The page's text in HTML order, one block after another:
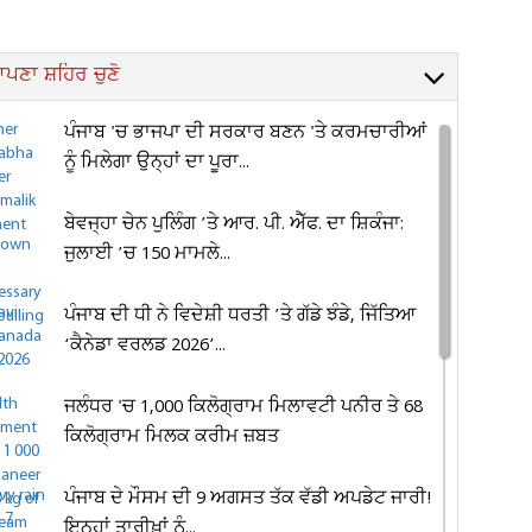
ਸ਼ਹਿਰ ਚੁਣੋ
ਪੰਜਾਬ 'ਚ ਭਾਜਪਾ ਦੀ ਸਰਕਾਰ ਬਣਨ 'ਤੇ ਕਰਮਚਾਰੀਆਂ
ਨੂੰ ਮਿਲੇਗਾ ਉਨ੍ਹਾਂ ਦਾ ਪੂਰਾ...
ਬੇਵਜ੍ਹਾ ਚੇਨ ਪੁਲਿੰਗ ’ਤੇ ਆਰ. ਪੀ. ਐੱਫ. ਦਾ ਸ਼ਿਕੰਜਾ:
ਜੁਲਾਈ ’ਚ 150 ਮਾਮਲੇ...
ਪੰਜਾਬ ਦੀ ਧੀ ਨੇ ਵਿਦੇਸ਼ੀ ਧਰਤੀ ’ਤੇ ਗੱਡੇ ਝੰਡੇ, ਜਿੱਤਿਆ
‘ਕੈਨੇਡਾ ਵਰਲਡ 2026’...
ਜਲੰਧਰ 'ਚ 1,000 ਕਿਲੋਗ੍ਰਾਮ ਮਿਲਾਵਟੀ ਪਨੀਰ ਤੇ 68
ਕਿਲੋਗ੍ਰਾਮ ਮਿਲਕ ਕਰੀਮ ਜ਼ਬਤ
ਪੰਜਾਬ ਦੇ ਮੌਸਮ ਦੀ 9 ਅਗਸਤ ਤੱਕ ਵੱਡੀ ਅਪਡੇਟ ਜਾਰੀ!